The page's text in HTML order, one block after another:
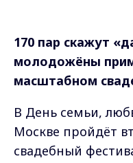
170 пар скажут
молодожёны
масштабном
В День семьи,
Москве пройдёт
свадебный